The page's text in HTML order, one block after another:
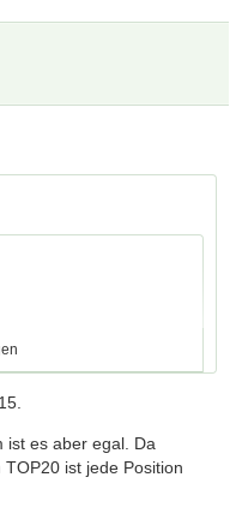
ist es aber egal. Da
ist jede Position